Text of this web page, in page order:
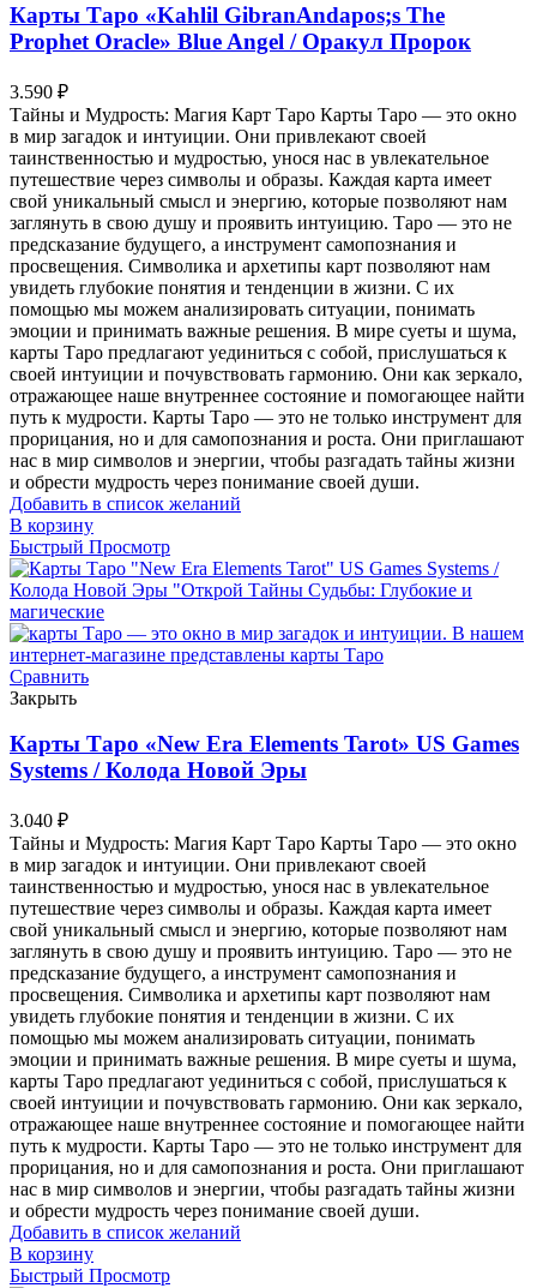
Карты Таро «Kahlil GibranAndapos;s The
Prophet Oracle» Blue Angel / Оракул Пророк
3.590 ₽
Тайны и Мудрость: Магия Карт Таро Карты Таро — это окно
в мир загадок и интуиции. Они привлекают своей
таинственностью и мудростью, унося нас в увлекательное
путешествие через символы и образы. Каждая карта имеет
свой уникальный смысл и энергию, которые позволяют нам
заглянуть в свою душу и проявить интуицию. Таро — это не
предсказание будущего, а инструмент самопознания и
просвещения. Символика и архетипы карт позволяют нам
увидеть глубокие понятия и тенденции в жизни. С их
помощью мы можем анализировать ситуации, понимать
эмоции и принимать важные решения. В мире суеты и шума,
карты Таро предлагают уединиться с собой, прислушаться к
своей интуиции и почувствовать гармонию. Они как зеркало,
отражающее наше внутреннее состояние и помогающее найти
путь к мудрости. Карты Таро — это не только инструмент для
прорицания, но и для самопознания и роста. Они приглашают
нас в мир символов и энергии, чтобы разгадать тайны жизни
и обрести мудрость через понимание своей души.
Добавить в список желаний
В корзину
Быстрый Просмотр
Сравнить
Закрыть
Карты Таро «New Era Elements Tarot» US Games
Systems / Колода Новой Эры
3.040 ₽
Тайны и Мудрость: Магия Карт Таро Карты Таро — это окно
в мир загадок и интуиции. Они привлекают своей
таинственностью и мудростью, унося нас в увлекательное
путешествие через символы и образы. Каждая карта имеет
свой уникальный смысл и энергию, которые позволяют нам
заглянуть в свою душу и проявить интуицию. Таро — это не
предсказание будущего, а инструмент самопознания и
просвещения. Символика и архетипы карт позволяют нам
увидеть глубокие понятия и тенденции в жизни. С их
помощью мы можем анализировать ситуации, понимать
эмоции и принимать важные решения. В мире суеты и шума,
карты Таро предлагают уединиться с собой, прислушаться к
своей интуиции и почувствовать гармонию. Они как зеркало,
отражающее наше внутреннее состояние и помогающее найти
путь к мудрости. Карты Таро — это не только инструмент для
прорицания, но и для самопознания и роста. Они приглашают
нас в мир символов и энергии, чтобы разгадать тайны жизни
и обрести мудрость через понимание своей души.
Добавить в список желаний
В корзину
Быстрый Просмотр